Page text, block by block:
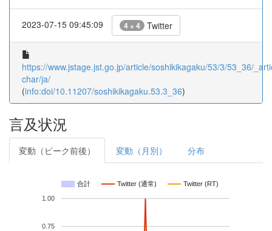
2023-07-15 09:45:09 4 + 4 Twitter
https://www.jstage.jst.go.jp/article/soshikikagaku/53/3/53_36/
char/ja/
(info:doi/10.11207/soshikikagaku.53.3_36)
言及状況
変動（ピーク前後） 変動（月別） 分布
合計 Twitter (通常) Twitter (RT)
0.75
1.00